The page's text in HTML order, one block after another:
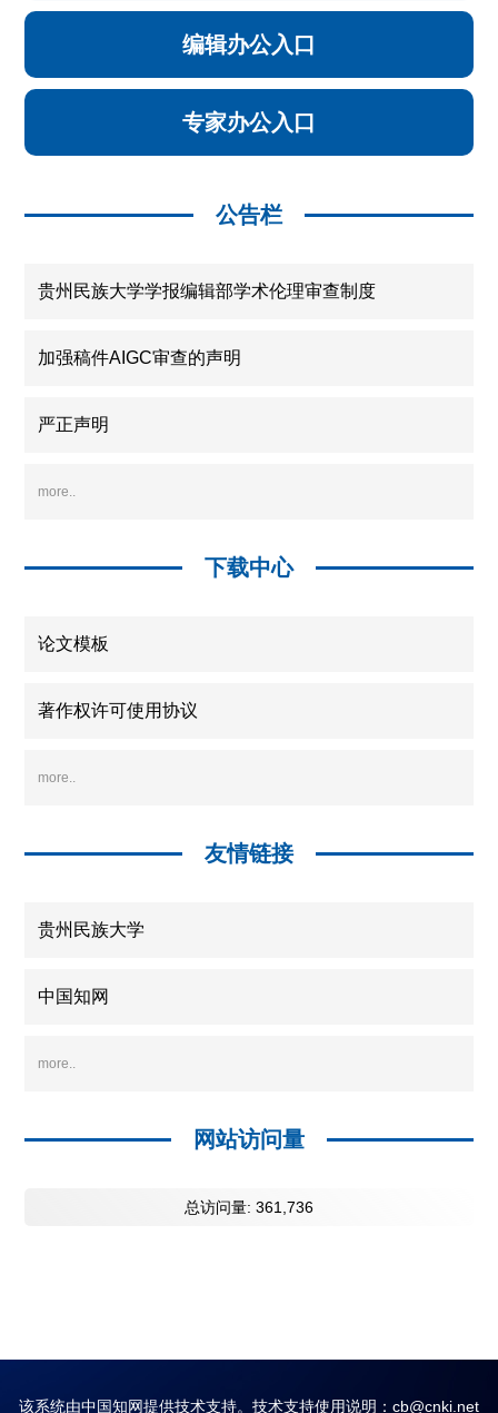
编辑办公入口
专家办公入口
公告栏
贵州民族大学学报编辑部学术伦理审查制度
加强稿件AIGC审查的声明
严正声明
more..
下载中心
论文模板
著作权许可使用协议
more..
友情链接
贵州民族大学
中国知网
more..
网站访问量
总访问量: 361,736
该系统由中国知网提供技术支持。技术支持使用说明：cb@cnki.net